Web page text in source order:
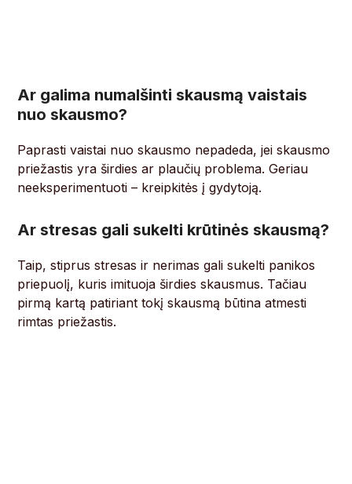
Ar galima numalšinti skausmą vaistais
nuo skausmo?
Paprasti vaistai nuo skausmo nepadeda, jei skausmo
priežastis yra širdies ar plaučių problema. Geriau
neeksperimentuoti – kreipkitės į gydytoją.
Ar stresas gali sukelti krūtinės skausmą?
Taip, stiprus stresas ir nerimas gali sukelti panikos
priepuolį, kuris imituoja širdies skausmus. Tačiau
pirmą kartą patiriant tokį skausmą būtina atmesti
rimtas priežastis.